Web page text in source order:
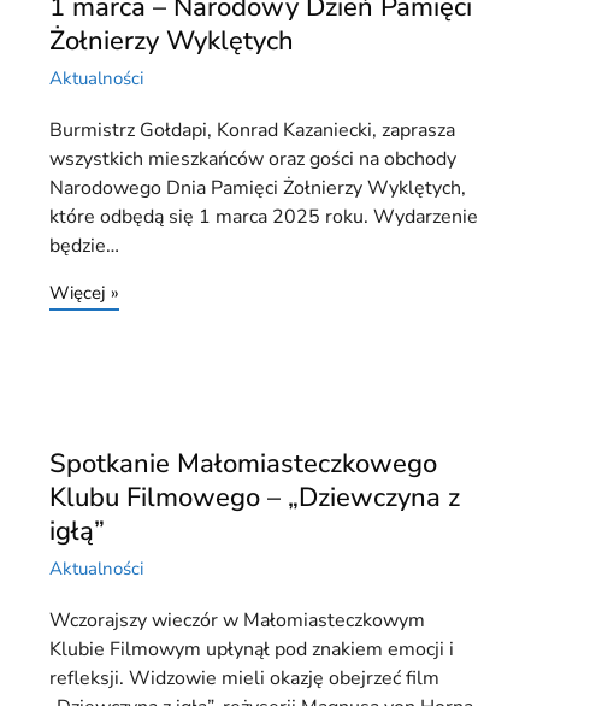
1 marca – Narodowy Dzień Pamięci
Żołnierzy Wyklętych
Aktualności
Burmistrz Gołdapi, Konrad Kazaniecki, zaprasza
wszystkich mieszkańców oraz gości na obchody
Narodowego Dnia Pamięci Żołnierzy Wyklętych,
które odbędą się 1 marca 2025 roku. Wydarzenie
będzie…
Więcej »
Spotkanie Małomiasteczkowego
Klubu Filmowego – „Dziewczyna z
igłą”
Aktualności
Wczorajszy wieczór w Małomiasteczkowym
Klubie Filmowym upłynął pod znakiem emocji i
refleksji. Widzowie mieli okazję obejrzeć film